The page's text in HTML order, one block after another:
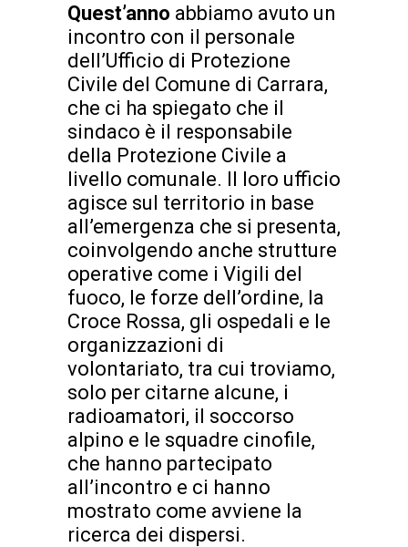
Quest’anno abbiamo avuto un
incontro con il personale
dell’Ufficio di Protezione
Civile del Comune di Carrara,
che ci ha spiegato che il
sindaco è il responsabile
della Protezione Civile a
livello comunale. Il loro ufficio
agisce sul territorio in base
all’emergenza che si presenta,
coinvolgendo anche strutture
operative come i Vigili del
fuoco, le forze dell’ordine, la
Croce Rossa, gli ospedali e le
organizzazioni di
volontariato, tra cui troviamo,
solo per citarne alcune, i
radioamatori, il soccorso
alpino e le squadre cinofile,
che hanno partecipato
all’incontro e ci hanno
mostrato come avviene la
ricerca dei dispersi.